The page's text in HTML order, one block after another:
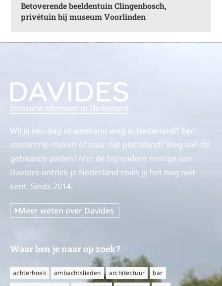
Betoverende beeldentuin Clingenbosch,
privétuin bij museum Voorlinden
Wil jij een dag of weekend weg in Nederland? Een
stedentrip maken of naar het platteland? Weg van de
gebaande paden? Met de bijzondere reistips van
Davides ontdek je Nederland zoals jij het nog niet
kent. Sinds 2014.
Meer weten over Davides
Waar ben je naar op zoek?
achterhoek ambachtslieden architectuur
bar